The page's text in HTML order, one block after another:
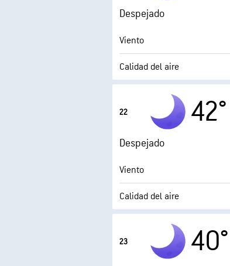
Despejado
Viento
Calidad del aire
Punto de rocío
AccuLumen Brightness Index™
22 42°
Despejado
Viento
Calidad del aire
Punto de rocío
AccuLumen Brightness Index™
23 40°